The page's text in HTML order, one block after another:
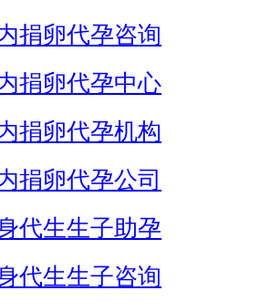
捐卵代孕咨询
捐卵代孕中心
捐卵代孕机构
捐卵代孕公司
代生生子助孕
代生生子咨询